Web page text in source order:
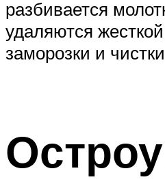
разбивается
удаляются
заморозки и